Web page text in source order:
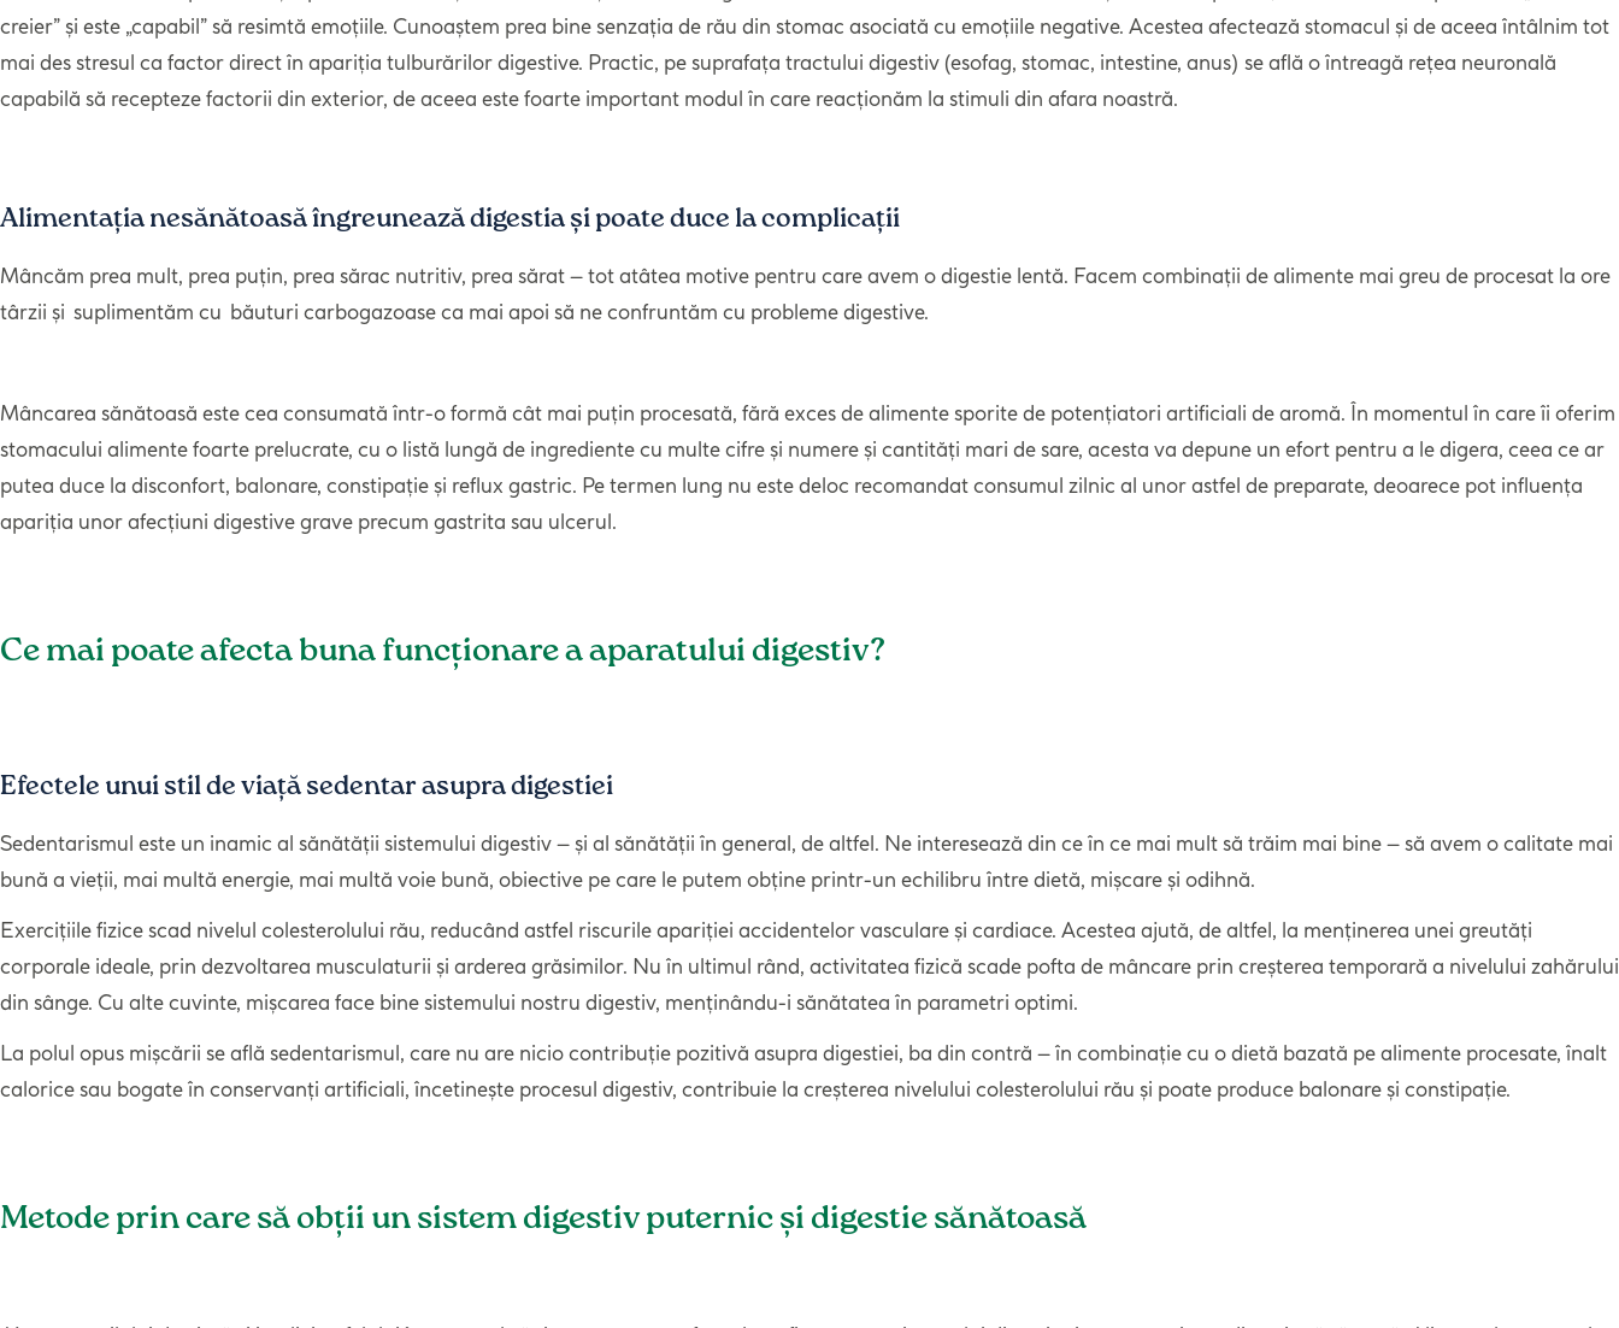
creier” și este „capabil” să resimtă emoțiile. Cunoaștem prea bine senzația de rău din stomac asociată cu emoțiile negative. Acestea afectează stomacul și de aceea întâlnim tot
mai des stresul ca factor direct în apariția tulburărilor digestive. Practic, pe suprafața tractului digestiv (esofag, stomac, intestine, anus) se află o întreagă rețea neuronală
capabilă să recepteze factorii din exterior, de aceea este foarte important modul în care reacționăm la stimuli din afara noastră.
Alimentația nesănătoasă îngreunează digestia și poate duce la complicații
Mâncăm prea mult, prea puțin, prea sărac nutritiv, prea sărat – tot atâtea motive pentru care avem o digestie lentă. Facem combinații de alimente mai greu de procesat la ore
târzii și suplimentăm cu băuturi carbogazoase ca mai apoi să ne confruntăm cu probleme digestive.
Mâncarea sănătoasă este cea consumată într-o formă cât mai puțin procesată, fără exces de alimente sporite de potențiatori artificiali de aromă. În momentul în care îi oferim
stomacului alimente foarte prelucrate, cu o listă lungă de ingrediente cu multe cifre și numere și cantități mari de sare, acesta va depune un efort pentru a le digera, ceea ce ar
putea duce la disconfort, balonare, constipație și reflux gastric. Pe termen lung nu este deloc recomandat consumul zilnic al unor astfel de preparate, deoarece pot influența
apariția unor afecțiuni digestive grave precum gastrita sau ulcerul.
Ce mai poate afecta buna funcționare a aparatului digestiv?
Efectele unui stil de viață sedentar asupra digestiei
Sedentarismul este un inamic al sănătății sistemului digestiv – și al sănătății în general, de altfel. Ne interesează din ce în ce mai mult să trăim mai bine – să avem o calitate mai
bună a vieții, mai multă energie, mai multă voie bună, obiective pe care le putem obține printr-un echilibru între dietă, mișcare și odihnă.
Exercițiile fizice scad nivelul colesterolului rău, reducând astfel riscurile apariției accidentelor vasculare și cardiace. Acestea ajută, de altfel, la menținerea unei greutăți
corporale ideale, prin dezvoltarea musculaturii și arderea grăsimilor. Nu în ultimul rând, activitatea fizică scade pofta de mâncare prin creșterea temporară a nivelului zahărului
din sânge. Cu alte cuvinte, mișcarea face bine sistemului nostru digestiv, menținându-i sănătatea în parametri optimi.
La polul opus mișcării se află sedentarismul, care nu are nicio contribuție pozitivă asupra digestiei, ba din contră – în combinație cu o dietă bazată pe alimente procesate, înalt
calorice sau bogate în conservanți artificiali, încetinește procesul digestiv, contribuie la creșterea nivelului colesterolului rău și poate produce balonare și constipație.
Metode prin care să obții un sistem digestiv puternic și digestie sănătoasă